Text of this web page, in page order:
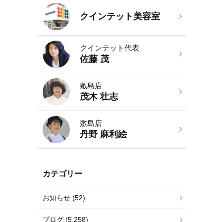
クインテット美容室
クインテット代表
佐藤 茂
敷島店
茂木 壮志
敷島店
丹野 麻利絵
カテゴリー
お知らせ (52)
ブログ (5,258)